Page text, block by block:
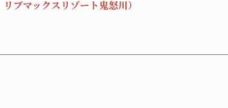
リブマックスリゾート鬼怒川）